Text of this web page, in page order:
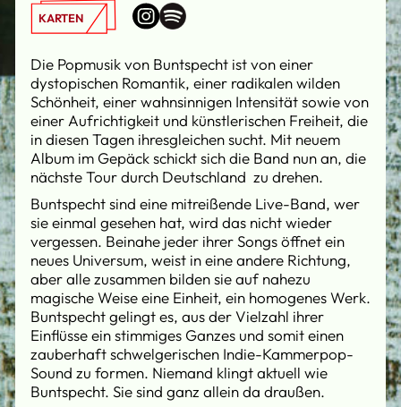
KARTEN
Die Popmusik von Buntspecht ist von einer
dystopischen Romantik, einer radikalen wilden
Schönheit, einer wahnsinnigen Intensität sowie von
einer Aufrichtigkeit und künstlerischen Freiheit, die
in diesen Tagen ihresgleichen sucht. Mit neuem
Album im Gepäck schickt sich die Band nun an, die
nächste Tour durch Deutschland zu drehen.
Buntspecht sind eine mitreißende Live-Band, wer
sie einmal gesehen hat, wird das nicht wieder
vergessen. Beinahe jeder ihrer Songs öffnet ein
neues Universum, weist in eine andere Richtung,
aber alle zusammen bilden sie auf nahezu
magische Weise eine Einheit, ein homogenes Werk.
Buntspecht gelingt es, aus der Vielzahl ihrer
Einflüsse ein stimmiges Ganzes und somit einen
zauberhaft schwelgerischen Indie-Kammerpop-
Sound zu formen. Niemand klingt aktuell wie
Buntspecht. Sie sind ganz allein da draußen.